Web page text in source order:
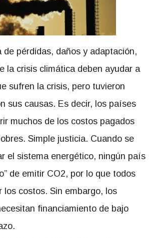
de pérdidas, daños y adaptación,
la crisis climática deben ayudar a
sufren la crisis, pero tuvieron
sus causas. Es decir, los países
muchos de los costos pagados
Simple justicia. Cuando se
el sistema energético, ningún país
de emitir CO2, por lo que todos
los costos. Sin embargo, los
financiamiento de bajo